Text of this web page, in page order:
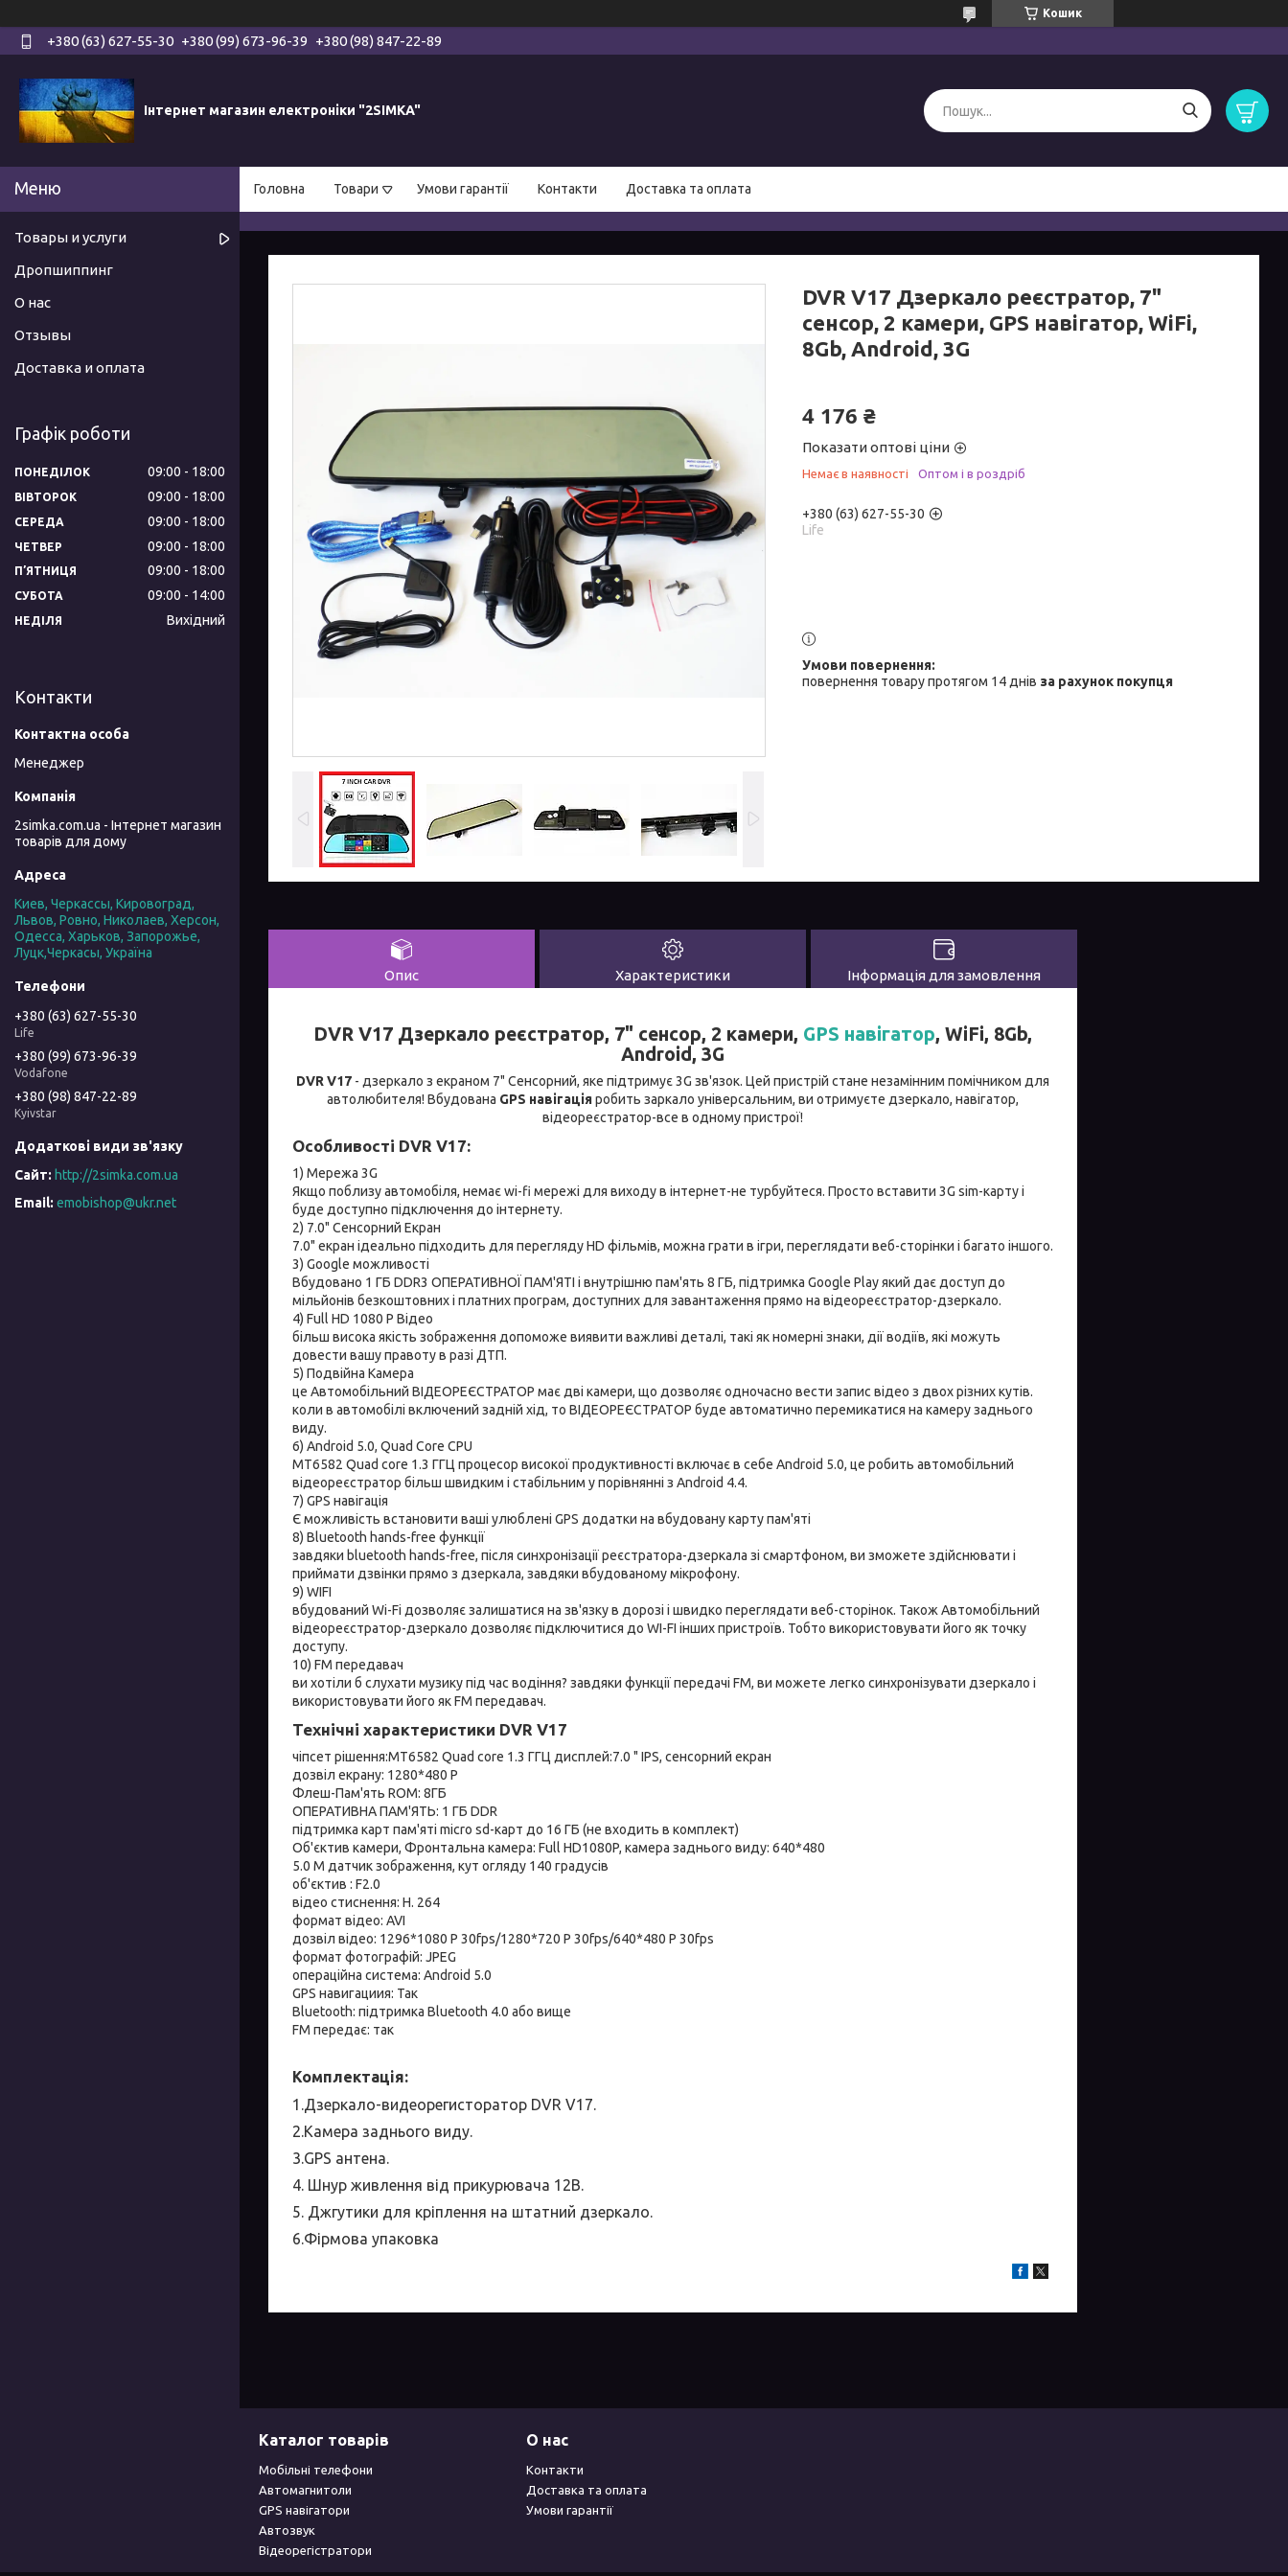
Кошик
+380 (63) 627-55-30 +380 (99) 673-96-39 +380 (98) 847-22-89
Інтернет магазин електроніки "2SIMKA"
Головна Товари Умови гарантії Контакти Доставка та оплата
DVR V17 Дзеркало реєстратор, 7"
сенсор, 2 камери, GPS навігатор, WiFi,
8Gb, Android, 3G
4 176 ₴
Показати оптові ціни
Немає в наявності Оптом і в роздріб
+380 (63) 627-55-30
Life
повернення товару протягом 14 днів за рахунок покупця
Опис Характеристики Інформація для замовлення
DVR V17 Дзеркало реєстратор, 7" сенсор, 2 камери, GPS навігатор, WiFi, 8Gb,
Android, 3G
DVR V17 - дзеркало з екраном 7" Сенсорний, яке підтримує 3G зв'язок. Цей пристрій стане незамінним помічником для
автолюбителя! Вбудована GPS навігаціяробить заркало універсальним, ви отримуєте дзеркало, навігатор,
відеореєстратор-все в одному пристрої!
Особливості DVR V17:
1) Мережа 3G
Якщо поблизу автомобіля, немає wi-fi мережі для виходу в інтернет-не турбуйтеся. Просто вставити 3G sim-карту і
буде доступно підключення до інтернету.
2) 7.0" Сенсорний Екран
7.0" екран ідеально підходить для перегляду HD фільмів, можна грати в ігри, переглядати веб-сторінки і багато іншого.
3) Google можливості
Вбудовано 1 ГБ DDR3 ОПЕРАТИВНОЇ ПАМ'ЯТІ і внутрішню пам'ять 8 ГБ, підтримка Google Play який дає доступ до
мільйонів безкоштовних і платних програм, доступних для завантаження прямо на відеореєстратор-дзеркало.
4) Full HD 1080 P Відео
більш висока якість зображення допоможе виявити важливі деталі, такі як номерні знаки, дії водіїв, які можуть
довести вашу правоту в разі ДТП.
5) Подвійна Камера
це Автомобільний ВІДЕОРЕЄСТРАТОР має дві камери, що дозволяє одночасно вести запис відео з двох різних кутів.
коли в автомобілі включений задній хід, то ВІДЕОРЕЄСТРАТОР буде автоматично перемикатися на камеру заднього
виду.
6) Android 5.0, Quad Core CPU
MT6582 Quad core 1.3 ГГЦ процесор високої продуктивності включає в себе Android 5.0, це робить автомобільний
відеореєстратор більш швидким і стабільним у порівнянні з Android 4.4.
7) GPS навігація
Є можливість встановити ваші улюблені GPS додатки на вбудовану карту пам'яті
8) Bluetooth hands-free функції
завдяки bluetooth hands-free, після синхронізації реєстратора-дзеркала зі смартфоном, ви зможете здійснювати і
приймати дзвінки прямо з дзеркала, завдяки вбудованому мікрофону.
9) WIFI
вбудований Wi-Fi дозволяє залишатися на зв'язку в дорозі і швидко переглядати веб-сторінок. Також Автомобільний
відеореєстратор-дзеркало дозволяє підключитися до WI-FI інших пристроїв. Тобто використовувати його як точку
доступу.
10) FM передавач
ви хотіли б слухати музику під час водіння? завдяки функції передачі FM, ви можете легко синхронізувати дзеркало і
використовувати його якFM передавач.
Технічні характеристики DVR V17
чіпсет рішення:MT6582 Quad core 1.3 ГГЦ дисплей:7.0 " IPS, сенсорний екран
дозвіл екрану: 1280*480 P
Флеш-Пам'ять ROM: 8ГБ
ОПЕРАТИВНА ПАМ'ЯТЬ: 1 ГБ DDR
підтримка карт пам'яті micro sd-карт до 16 ГБ (не входить в комплект)
Об'єктив камери, Фронтальна камера: Full HD1080P, камера заднього виду: 640*480
5.0 М датчик зображення, кут огляду 140 градусів
об'єктив : F2.0
відео стиснення: H. 264
формат відео: AVI
дозвіл відео: 1296*1080 P 30fps/1280*720 P 30fps/640*480 P 30fps
формат фотографій: JPEG
операційна система: Android 5.0
GPS навигациия: Так
Bluetooth: підтримка Bluetooth 4.0 або вище
FM передає: так
Комплектація:
1.Дзеркало-видеорегисторатор DVR V17.
2.Камера заднього виду.
3.GPS антена.
4. Шнур живлення від прикурювача 12В.
5. Джгутики для кріплення на штатний дзеркало.
6.Фірмова упаковка
Товары и услуги
Дропшиппинг
О нас
Отзывы
Доставка и оплата
Графік роботи
ПОНЕДІЛОК 09:00 18:00
ВІВТОРОК 09:00 18:00
СЕРЕДА 09:00 18:00
ЧЕТВЕР 09:00 18:00
ПʼЯТНИЦЯ 09:00 18:00
СУБОТА 09:00 14:00
НЕДІЛЯ Вихідний
Контакти
Менеджер
2simka.com.ua - Інтернет магазин
товарів для дому
Киев, Черкассы, Кировоград,
Львов, Ровно, Николаев, Херсон,
Одесса, Харьков, Запорожье,
Луцк,Черкасы, Україна
+380 (63) 627-55-30
Life
+380 (99) 673-96-39
Vodafone
+380 (98) 847-22-89
Kyivstar
http://2simka.com.ua
emobishop@ukr.net
Каталог товарів
Мобільні телефони
Автомагнитоли
GPS навігатори
Автозвук
Відеорегістратори
О нас
Контакти
Доставка та оплата
Умови гарантії